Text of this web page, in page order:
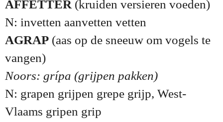
AFFETTER (kruiden versieren voeden)
N: invetten aanvetten vetten
AGRAP (aas op de sneeuw om vogels te
vangen)
Noors: grípa (grijpen pakken)
N: grapen grijpen grepe grijp, West-
Vlaams gripen grip